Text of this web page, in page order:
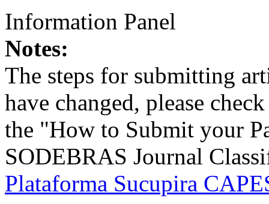
Information Panel
Notes:
The steps for submitting
have changed, please
the "How to Submit your
SODEBRAS Journal
Plataforma Sucupira